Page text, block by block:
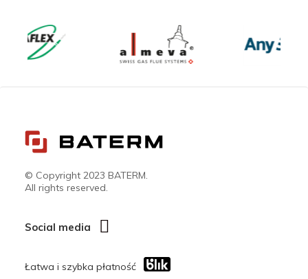
© Copyright 2023 BATERM.
All rights reserved.
Social media
Łatwa i szybka płatność